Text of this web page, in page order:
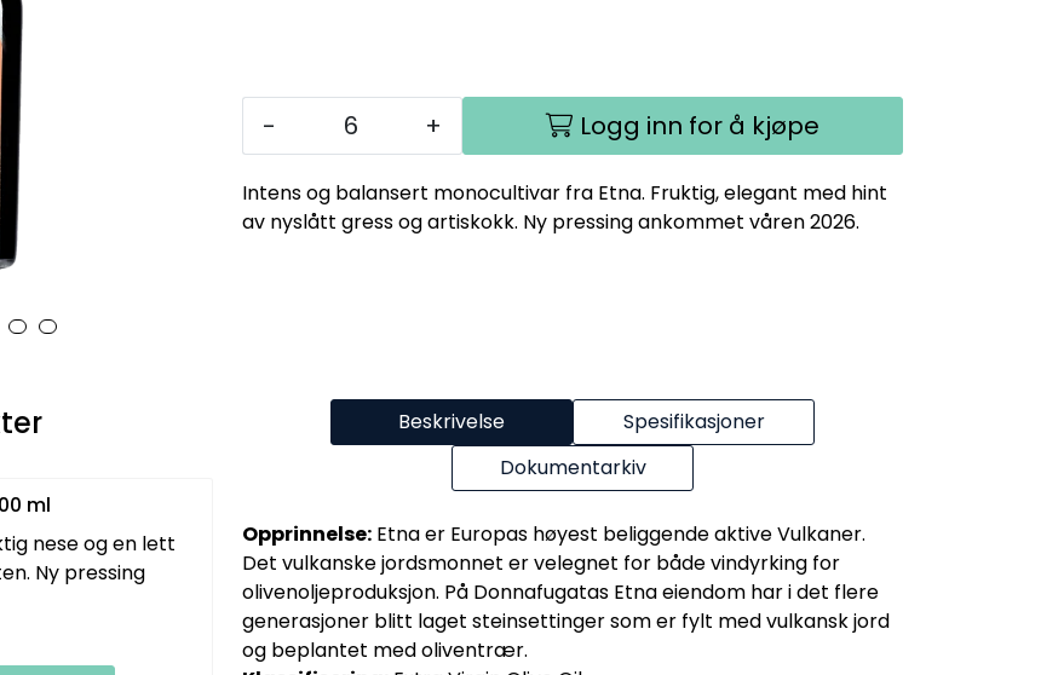
- + Logg inn for å kjøpe
Intens og balansert monocultivar fra Etna. Fruktig, elegant med hint
av nyslått gress og artiskokk. Ny pressing ankommet våren 2026.
ml
nese og en lett
Ny pressing
Beskrivelse
Spesifikasjoner
Dokumentarkiv
Opprinnelse: Etna er Europas høyest beliggende aktive Vulkaner.
Det vulkanske jordsmonnet er velegnet for både vindyrking for
olivenoljeproduksjon. På Donnafugatas Etna eiendom har i det flere
generasjoner blitt laget steinsettinger som er fylt med vulkansk jord
og beplantet med oliventrær.